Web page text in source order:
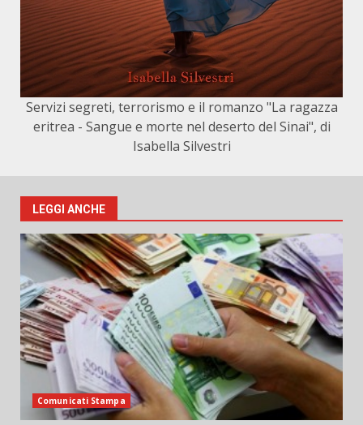
Servizi segreti, terrorismo e il romanzo "La ragazza
eritrea - Sangue e morte nel deserto del Sinai", di
Isabella Silvestri
LEGGI ANCHE
Comunicati Stampa